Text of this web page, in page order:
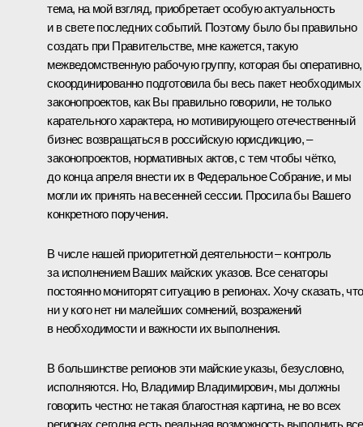
тема, на мой взгляд, приобретает особую актуальность
и в свете последних событий. Поэтому было бы правильно
создать при Правительстве, мне кажется, такую
межведомственную рабочую группу, которая бы оперативно,
скоординированно подготовила бы весь пакет необходимых
законопроектов, как Вы правильно говорили, не только
карательного характера, но мотивирующего отечественный
бизнес возвращаться в российскую юрисдикцию, –
законопроектов, нормативных актов, с тем чтобы чётко,
до конца апреля внести их в Федеральное Собрание, и мы
могли их принять на весенней сессии. Просила бы Вашего
конкретного поручения.
В числе нашей приоритетной деятельности – контроль
за исполнением Ваших майских указов. Все сенаторы
постоянно мониторят ситуацию в регионах. Хочу сказать, что
ни у кого нет ни малейших сомнений, возражений
в необходимости и важности их выполнения.
В большинстве регионов эти майские указы, безусловно,
исполняются. Но, Владимир Владимирович, мы должны
говорить честно: не такая благостная картина, не во всех
регионах сегодня есть реальная возможность выполнить все